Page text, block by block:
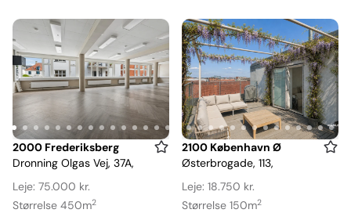
Item
1
of
15
2000 Frederiksberg
Dronning Olgas Vej, 37A,
Leje: 75.000 kr.
Størrelse 450m2
Item
1
of
20
2100 København Ø
Østerbrogade, 113,
Leje: 18.750 kr.
Størrelse 150m2